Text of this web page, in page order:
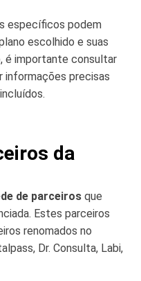
específicos podem
escolhido e suas
é importante consultar
informações precisas
da
de parceiros que
Estes parceiros
renomados no
Dr. Consulta, Labi,